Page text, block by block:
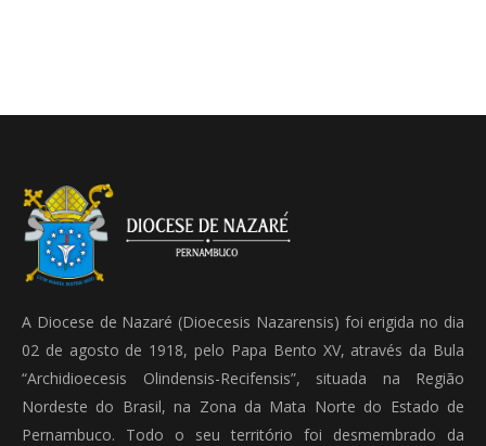
A Diocese de Nazaré (Dioecesis Nazarensis) foi erigida no dia
02 de agosto de 1918, pelo Papa Bento XV, através da Bula
“Archidioecesis Olindensis-Recifensis”, situada na Região
Nordeste do Brasil, na Zona da Mata Norte do Estado de
Pernambuco. Todo o seu território foi desmembrado da